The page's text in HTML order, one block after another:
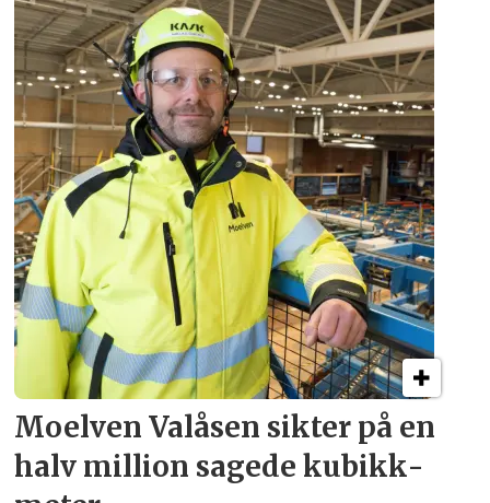
Moelven Valåsen sikter på en
halv million sagede kubikk­